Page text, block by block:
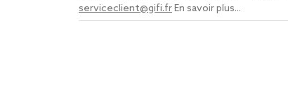
serviceclient@gifi.frEn savoir plus...